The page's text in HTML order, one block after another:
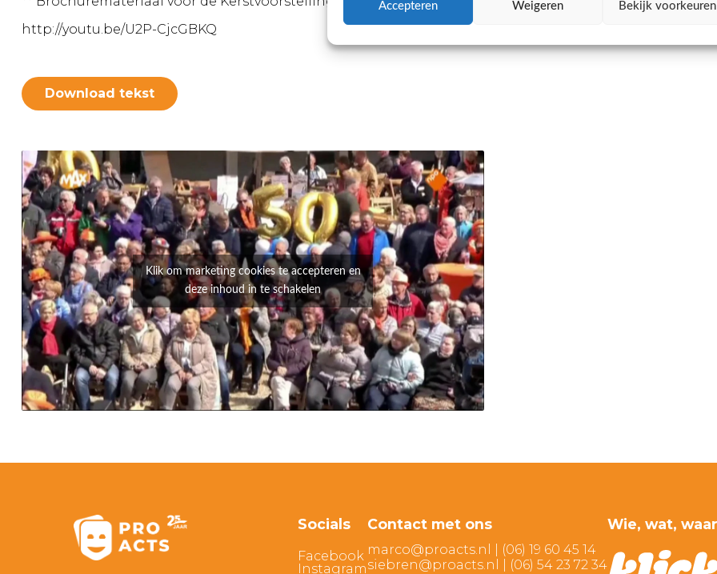
Accepteren Weigeren Bekijk voorkeuren
http://youtu.be/U2P-CjcGBKQ
Download tekst
Klik om marketing cookies te accepteren en
deze inhoud in te schakelen
Socials
Facebook
Instagram
Contact met ons
marco@proacts.nl
‭(06) 19 60 45 14‬
siebren@proacts.nl
‭‭(06) 54 23 72 34‬
Wie, wat,